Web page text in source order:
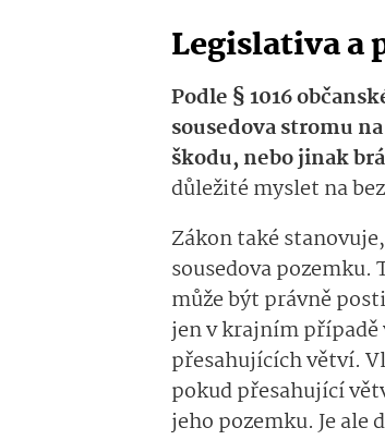
Legislativa a
Podle § 1016
sousedova stromu
škodu, nebo jinak
důležité myslet na
Zákon také
sousedova pozemku.
může být právně
jen v krajním
přesahujících větví.
pokud přesahující
jeho pozemku. Je ale